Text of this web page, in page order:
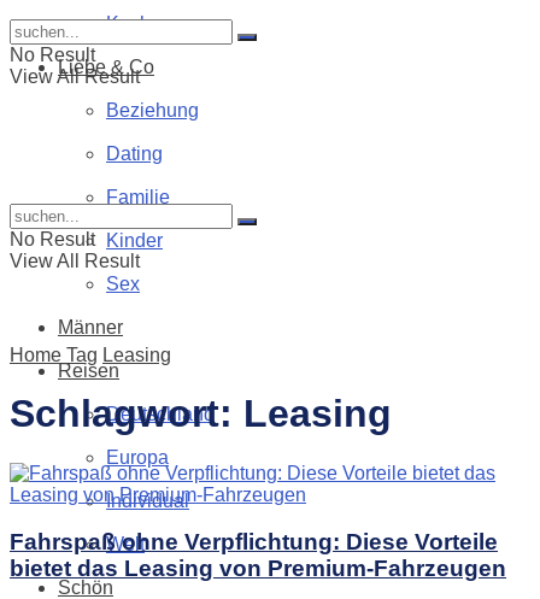
Kochen
Liebe & Co
Beziehung
Dating
Familie
Kinder
Sex
Männer
Reisen
Deutschland
Europa
Individual
Welt
Schön
No Result
View All Result
No Result
View All Result
Home Tag Leasing
Schlagwort: Leasing
Fahrspaß ohne Verpflichtung: Diese Vorteile
bietet das Leasing von Premium-Fahrzeugen